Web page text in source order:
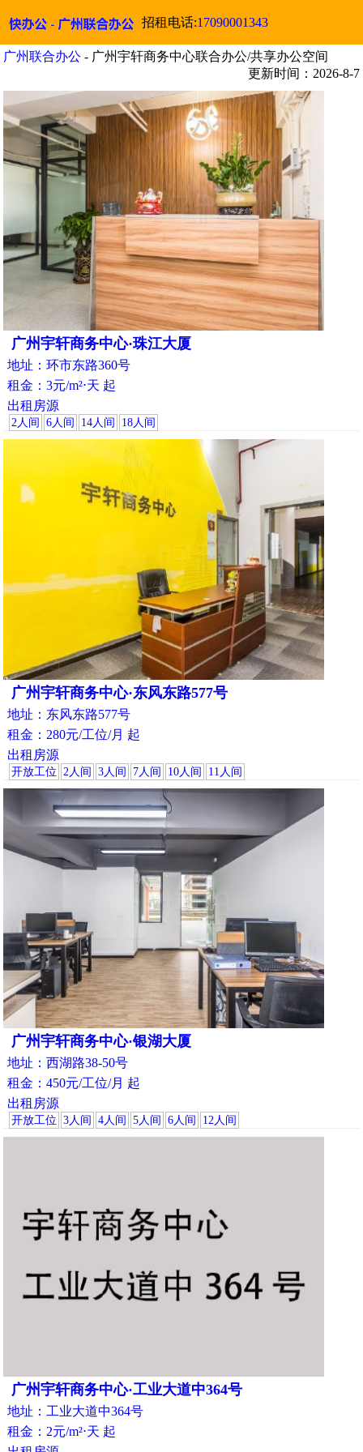
招租电话:17090001343
广州联合办公 - 广州宇轩商务中心联合办公/共享办公空间
更新时间：2026-8-7
广州宇轩商务中心·珠江大厦
地址：环市东路360号
租金：3元/m²⋅天 起
出租房源
2人间 6人间 14人间 18人间
广州宇轩商务中心·东风东路577号
地址：东风东路577号
租金：280元/工位/月 起
出租房源
开放工位 2人间 3人间 7人间 10人间 11人间
广州宇轩商务中心·银湖大厦
地址：西湖路38-50号
租金：450元/工位/月 起
出租房源
开放工位 3人间 4人间 5人间 6人间 12人间
广州宇轩商务中心·工业大道中364号
地址：工业大道中364号
租金：2元/m²⋅天 起